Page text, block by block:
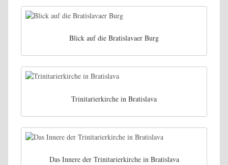
Blick auf die Bratislavaer Burg
Trinitarierkirche in Bratislava
Das Innere der Trinitarierkirche in Bratislava